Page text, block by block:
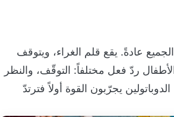
عادةً. يقع قلم الغراء، ويتوقف
ردّ فعل مختلفاً: التوقّف، والنظر
يجرّبون القوة أولاً فترتدّ